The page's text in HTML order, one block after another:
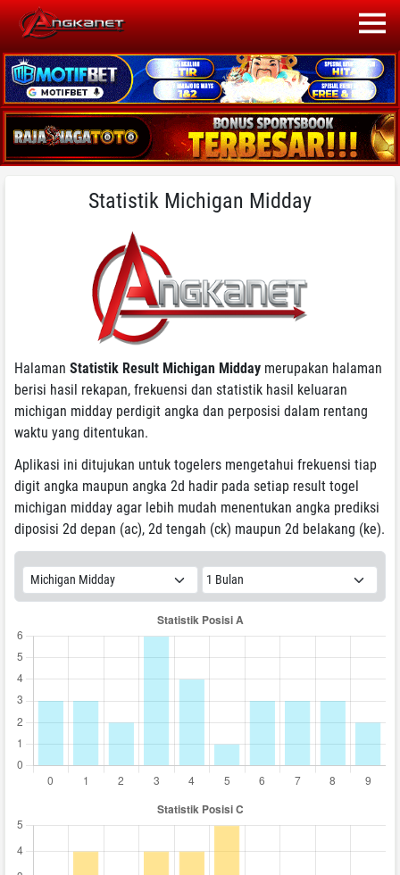
Statistik Michigan Midday
Halaman Statistik Result Michigan Midday merupakan halaman
berisi hasil rekapan, frekuensi dan statistik hasil keluaran
michigan midday perdigit angka dan perposisi dalam rentang
waktu yang ditentukan.
Aplikasi ini ditujukan untuk togelers mengetahui frekuensi tiap
digit angka maupun angka 2d hadir pada setiap result togel
michigan midday agar lebih mudah menentukan angka prediksi
diposisi 2d depan (ac), 2d tengah (ck) maupun 2d belakang (ke).